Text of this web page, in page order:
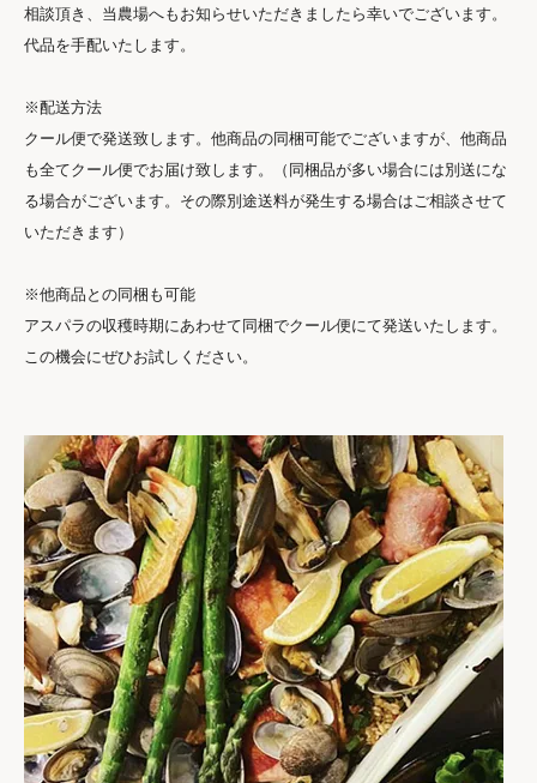
相談頂き、当農場へもお知らせいただきましたら幸いでございます。
代品を手配いたします。
※配送方法
クール便で発送致します。他商品の同梱可能でございますが、他商品
も全てクール便でお届け致します。（同梱品が多い場合には別送にな
る場合がございます。その際別途送料が発生する場合はご相談させて
いただきます）
※他商品との同梱も可能
アスパラの収穫時期にあわせて同梱でクール便にて発送いたします。
この機会にぜひお試しください。